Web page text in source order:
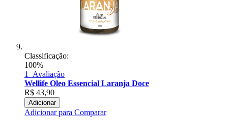
Classificação:
100%
1 Avaliação
Wellife Oleo Essencial Laranja Doce
R$ 43,90
Adicionar
Adicionar para Comparar